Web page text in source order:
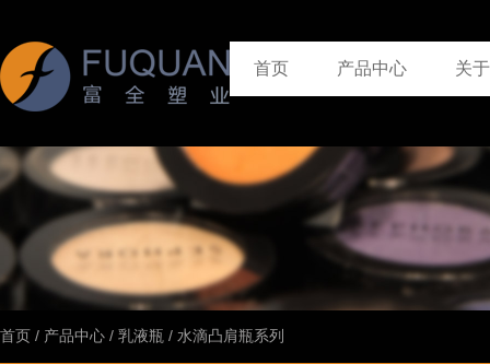
首页 产品中心 关
首页 / 产品中心 / 乳液瓶 / 水滴凸肩瓶系列